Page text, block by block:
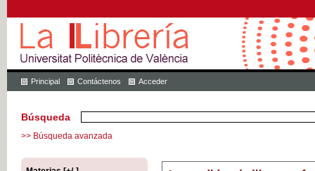
Principal Contáctenos Acceder
Búsqueda
>> Búsqueda avanzada